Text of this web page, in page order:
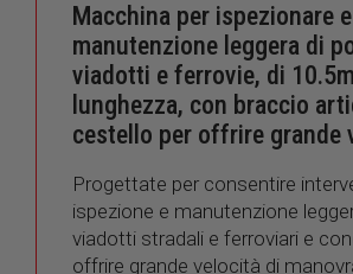
Macchina per ispezionare
manutenzione leggera di
viadotti e ferrovie, di
lunghezza, con braccio
cestello per offrire grande
Progettate per consentire
ispezione e manutenzione
viadotti stradali e ferroviari e
offrire grande velocità di